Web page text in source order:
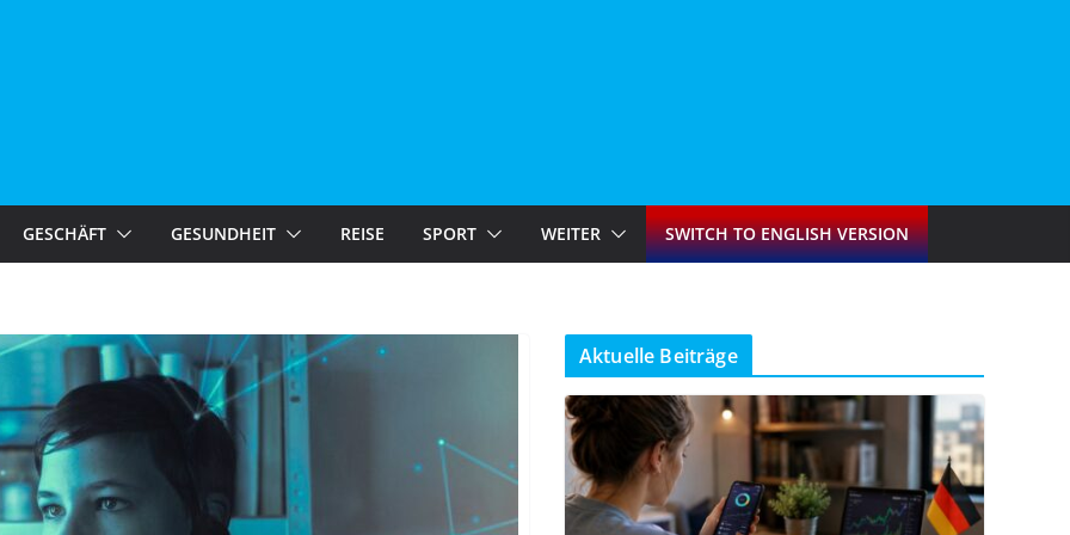
GESCHÄFT GESUNDHEIT REISE SPORT WEITER SWITCH TO ENGLISH VERSION
Aktuelle Beiträge